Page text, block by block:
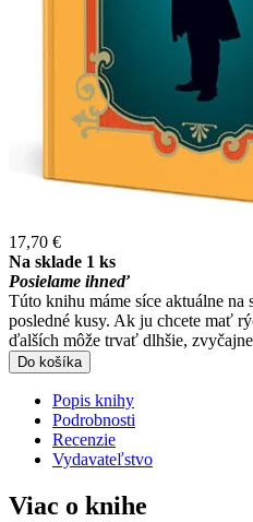
17,70 €
Na sklade 1 ks
Posielame ihneď
Túto knihu máme síce aktuálne na
posledné kusy. Ak ju chcete mať
ďalších môže trvať dlhšie,
Do košíka
Popis knihy
Podrobnosti
Recenzie
Vydavateľstvo
Viac o knihe